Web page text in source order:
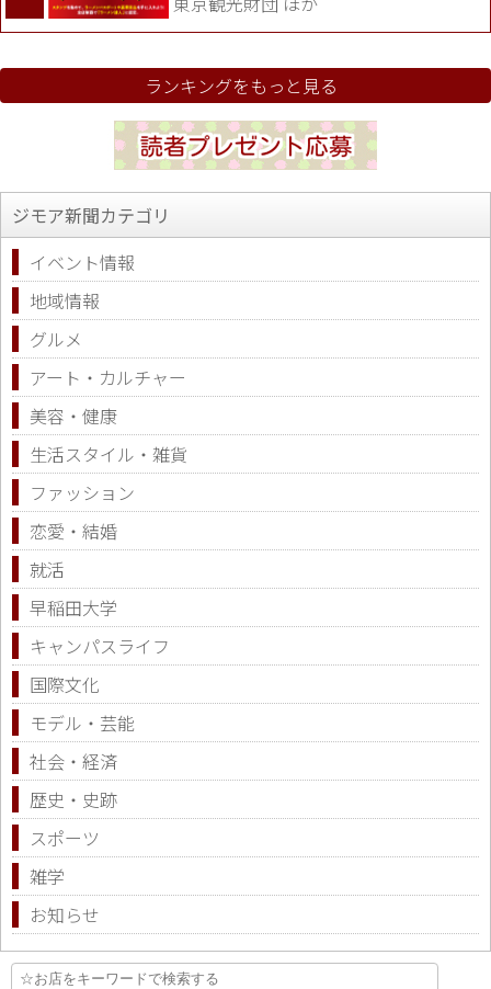
ランキングをもっと見る
ジモア新聞カテゴリ
イベント情報
地域情報
グルメ
アート・カルチャー
美容・健康
生活スタイル・雑貨
ファッション
恋愛・結婚
就活
早稲田大学
キャンパスライフ
国際文化
モデル・芸能
社会・経済
歴史・史跡
スポーツ
雑学
お知らせ